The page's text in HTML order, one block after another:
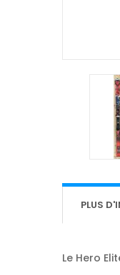
PLUS
Le Hero